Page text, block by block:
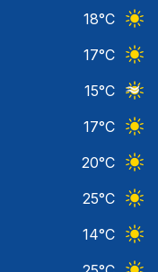
18°C
17°C
15°C
17°C
20°C
25°C
14°C